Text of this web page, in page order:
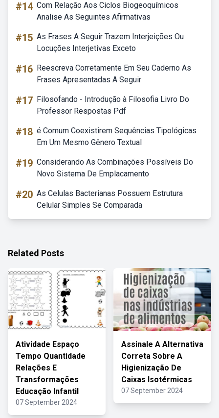
#14 Com Relação Aos Ciclos Biogeoquímicos
Analise As Seguintes Afirmativas
#15 As Frases A Seguir Trazem Interjeições Ou
Locuções Interjetivas Exceto
#16 Reescreva Corretamente Em Seu Caderno As
Frases Apresentadas A Seguir
#17 Filosofando - Introdução à Filosofia Livro Do
Professor Respostas Pdf
#18 é Comum Coexistirem Sequências Tipológicas
Em Um Mesmo Gênero Textual
#19 Considerando As Combinações Possíveis Do
Novo Sistema De Emplacamento
#20 As Celulas Bacterianas Possuem Estrutura
Celular Simples Se Comparada
Related Posts
Atividade Espaço
Tempo Quantidade
Relações E
Transformações
Educação Infantil
07 September 2024
Assinale A Alternativa
Correta Sobre A
Higienização De
Caixas Isotérmicas
07 September 2024